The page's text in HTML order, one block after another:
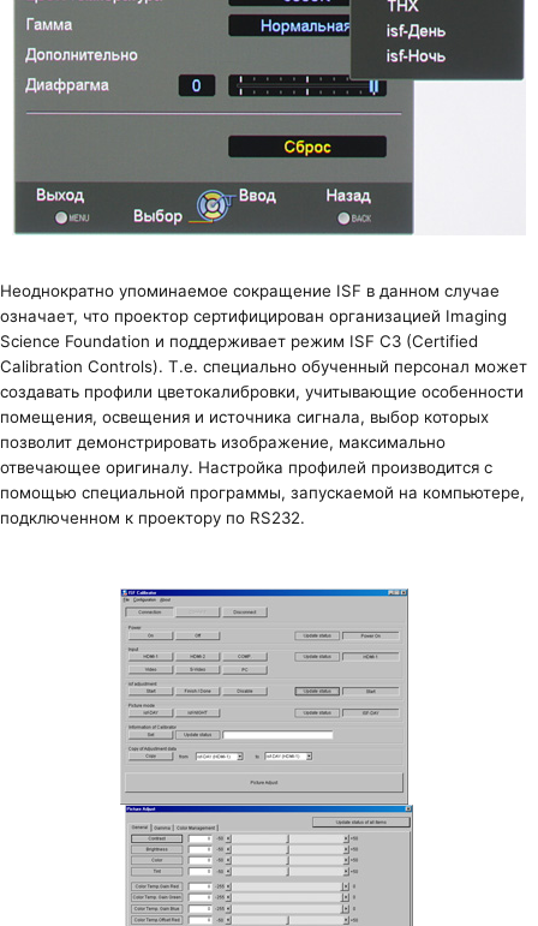
Неоднократно упоминаемое сокращение ISF в данном случае
означает, что проектор сертифицирован организацией Imaging
Science Foundation и поддерживает режим ISF C3 (Certified
Calibration Controls). Т.е. специально обученный персонал может
создавать профили цветокалибровки, учитывающие особенности
помещения, освещения и источника сигнала, выбор которых
позволит демонстрировать изображение, максимально
отвечающее оригиналу. Настройка профилей производится с
помощью специальной программы, запускаемой на компьютере,
подключенном к проектору по RS232.